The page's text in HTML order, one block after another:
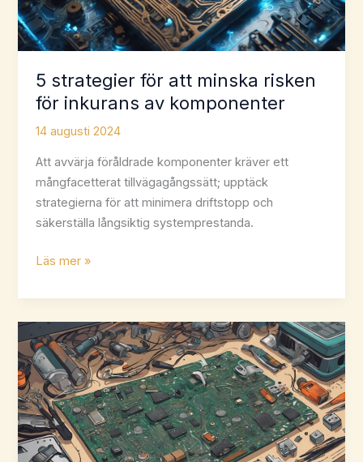
5 strategier för att minska risken
för inkurans av komponenter
14 augusti 2024
Att avvärja föråldrade komponenter kräver ett
mångfacetterat tillvägagångssätt; upptäck
strategierna för att minimera driftstopp och
säkerställa långsiktig systemprestanda.
5
för
att
minska
risken
för
inkurans
av
komponenter
Läs mer »